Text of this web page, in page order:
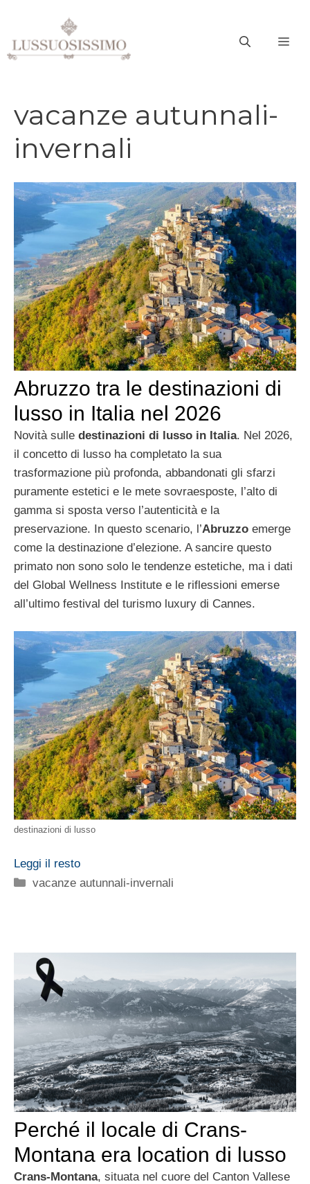
contenuto
vacanze autunnali-
invernali
Abruzzo tra le destinazioni di
lusso in Italia nel 2026
Novità sulle destinazioni di lusso in Italia. Nel 2026,
il concetto di lusso ha completato la sua
trasformazione più profonda, abbandonati gli sfarzi
puramente estetici e le mete sovraesposte, l’alto di
gamma si sposta verso l’autenticità e la
preservazione. In questo scenario, l’Abruzzo emerge
come la destinazione d’elezione. A sancire questo
primato non sono solo le tendenze estetiche, ma i dati
del Global Wellness Institute e le riflessioni emerse
all’ultimo festival del turismo luxury di Cannes.
destinazioni di lusso
Leggi il resto
Categorie
vacanze autunnali-invernali
Perché il locale di Crans-
Montana era location di lusso
Crans-Montana, situata nel cuore del Canton Vallese